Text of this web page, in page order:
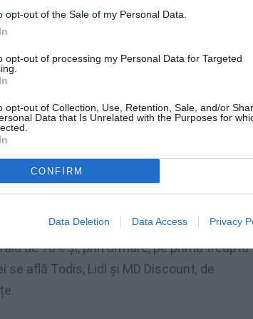
opt-out of the Sale of my Personal Data.
opt-out of processing my Personal Data for Targeted
opt-out of Collection, Use, Retention, Sale, and/or
Data that Is Unrelated with the Purposes for
CONFIRM
Data Deletion Data Access Privacy
excelează și în clasamentul publicat cu
anul trecut. Esselunga, de exemplu, s-a
79, Naturasì cu 78 și apoi Coop și
clasamentului se află Eurospin și Aldi,
de 78% și, prin urmare, pe prima treaptă
află Todis, Lidl și MD Discount, de